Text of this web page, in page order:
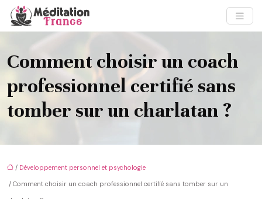
Comment choisir un coach
professionnel certifié sans
tomber sur un charlatan ?
/ Développement personnel et psychologie
/ Comment choisir un coach professionnel certifié sans tomber sur un